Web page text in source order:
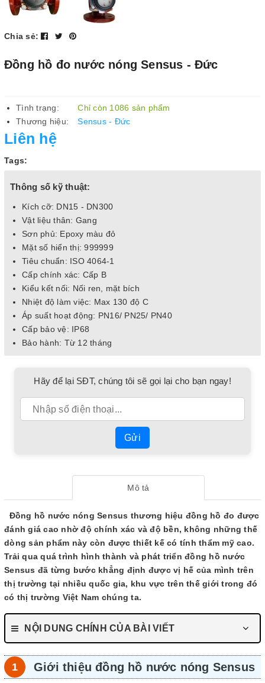
Chia sẻ:
Đồng hồ đo nước nóng Sensus - Đức
Tình trạng:
Chỉ còn 1086 sản phẩm
Thương hiệu:
Sensus - Đức
Liên hệ
Tags:
Thông số kỹ thuật:
Kích cỡ: DN15 - DN300
Vật liệu thân: Gang
Sơn phủ: Epoxy màu đỏ
Mặt số hiển thị: 999999
Tiêu chuẩn: ISO 4064-1
Cấp chính xác: Cấp B
Kiểu kết nối: Nối ren, mặt bích
Nhiệt độ làm việc: Max 130 độ C
Áp suất hoạt động: PN16/ PN25/ PN40
Cấp bảo vệ: IP68
Bảo hành: Từ 12 tháng
Hãy để lại SĐT, chúng tôi sẽ gọi lại cho bạn ngay!
Gửi
Mô tả
Đồng hồ nước nóng Sensus thương hiệu đồng hồ đo được
đánh giá cao nhờ độ chính xác và độ bền, không những thế
dòng sản phẩm này còn được thiết kế có tính thẩm mỹ cao.
Trải qua quá trình hình thành và phát triển đồng hồ nước
Sensus đã từng bước khẳng định được vị hế của mình trên
thị trường tại nhiều quốc gia, khu vực trên thế giới trong đó
có thị trường Việt Nam chúng ta.
NỘI DUNG CHÍNH CỦA BÀI VIẾT
Giới thiệu đồng hồ nước nóng Sensus